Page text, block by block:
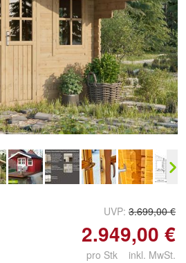
antippen zum
vergrößern
UVP: 3.699,00 €
2.949,00 €
pro Stk inkl. MwSt.